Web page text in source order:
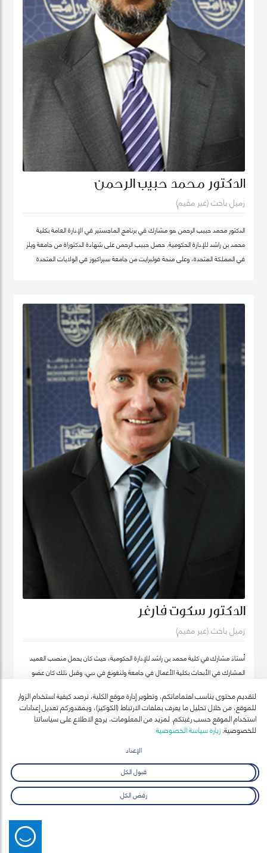
الدكتور محمد حبيب الرحمن
زميل باحث (غير مقيم)
الدكتور محمد حبيب الرحمن هو مشارك في برنامج الماجستير في الإدارة العامة بكلية
محمد بن راشد للإدارة الحكومية. حصل حبيب الرحمن على شهادة الدكتوراة من جامعة ويلز
في المملكة المتحدة، وعلى منحة فولبرايت من جامعة سيراكيوز في الولايات المتحدة
الجامعات، ومنها جامعة دكا (بنغلاديش)، وجامعة ليكهيد (كندا)، وجامعة ساوث باسيفيك
(فيجي)، وجامعة بروناي دار السلام (بروناي). وخلال عمله في جامعة بروناي دار السلام،
عمل في كلية الأعمال، والاقتصاد والدراسات السياسية ومعهد الدراسات السياسية كقائد
برنامج لدراسات الخريجين. ومنذ بداية مسيرته المهنية الأكاديمية، تميز الدكتور حبيب الرحمن
بنشاط كبير في إجراء البحوث حيث نشرت العديد من بحوثه في دوريات محكمة وله أيضاً
عدد من الكتب التي قام بتحريرها. كما قدم أوراقاً، وأدار جلسات حوارية في عدة مؤتمرات
الدكتور سكوت فارغر
زميل باحث (غير مقيم)
أستاذ مشارك في كلية محمد بن راشد للإدارة الحكومية، حيث كان يحمل منصب العميد
المشارك في الأبحاث بكلية الأعمال في جامعة ولنغونغ في دبي. وقبل ذلك كان عضو
نيوزيلندا لدراسات سوق العمل (معهد أبحاث العمل في نيوزيلندا حالياً).
لتقديم محتوى يناسب اهتماماتكم، وتطوير إدارة موقع الكلية، نرصد كيفية استخدام الزوار
للموقع، من خلال تحليل ما يعرف بملفات الارتباط (الكوكيز)، وبمقدوركم تعديل إعدادات
استخدام الموقع حسب رغبتكم. لمزيد من المعلومات، يرجع الاطلاع على سياساتنا
للخصوصية.زيارة سياسة الخصوصية
الإعداد
قبول الكل
رفض الكل